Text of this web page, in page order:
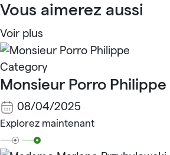
Vous aimerez aussi
Voir plus
Category
Monsieur Porro Philippe
08/04/2025
Explorez maintenant